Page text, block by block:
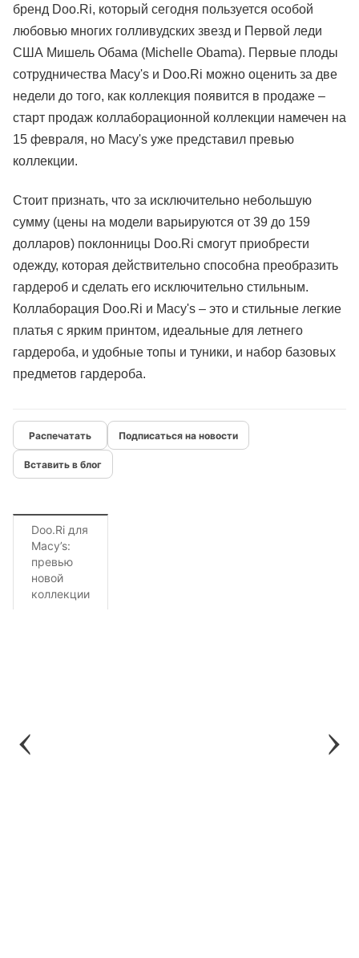
бренд Doo.Ri, который сегодня пользуется особой
любовью многих голливудских звезд и Первой леди
США Мишель Обама (Michelle Obama). Первые плоды
сотрудничества Macy's и Doo.Ri можно оценить за две
недели до того, как коллекция появится в продаже –
старт продаж коллаборационной коллекции намечен на
15 февраля, но Macy's уже представил превью
коллекции.
Стоит признать, что за исключительно небольшую
сумму (цены на модели варьируются от 39 до 159
долларов) поклонницы Doo.Ri смогут приобрести
одежду, которая действительно способна преобразить
гардероб и сделать его исключительно стильным.
Коллаборация Doo.Ri и Macy's – это и стильные легкие
платья с ярким принтом, идеальные для летнего
гардероба, и удобные топы и туники, и набор базовых
предметов гардероба.
Подписаться на новости
Вставить в блог
Doo.Ri для
Macy’s:
превью
новой
коллекции